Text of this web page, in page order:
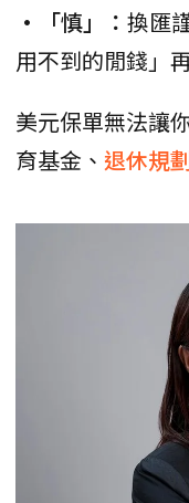
•「慎」： 換匯
用不到的閒錢」
美元保單無法讓
育基金、 退休規